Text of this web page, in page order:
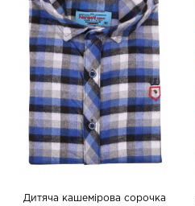
Дитяча кашемірова сорочка